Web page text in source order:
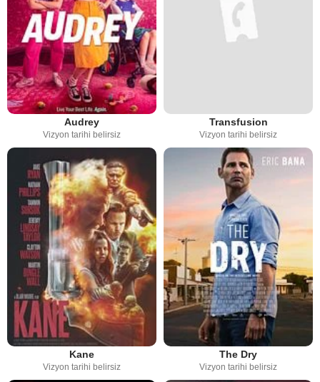
Audrey
Vizyon tarihi belirsiz
Transfusion
Vizyon tarihi belirsiz
Kane
Vizyon tarihi belirsiz
The Dry
Vizyon tarihi belirsiz